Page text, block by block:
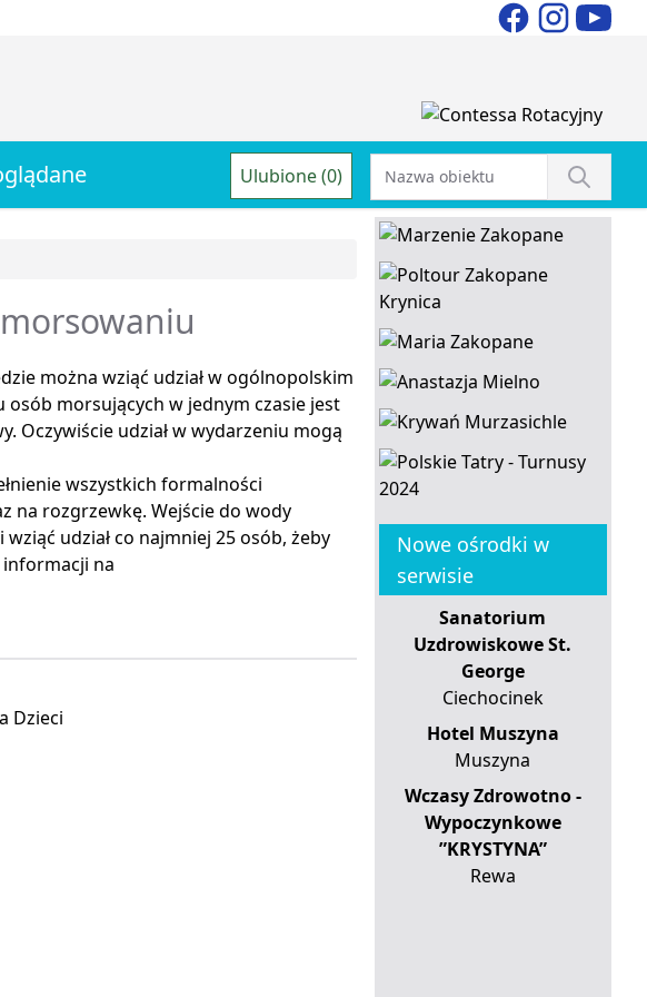
Ulubione (0)
można wziąć udział w ogólnopolskim
morsujących w jednym czasie jest
Oczywiście udział w wydarzeniu mogą
wszystkich formalności
na rozgrzewkę. Wejście do wody
udział co najmniej 25 osób, żeby
informacji na
Nowe ośrodki w
serwisie
Sanatorium
Uzdrowiskowe St.
George
Ciechocinek
Hotel Muszyna
Muszyna
Wczasy Zdrowotno -
Wypoczynkowe
”KRYSTYNA”
Rewa